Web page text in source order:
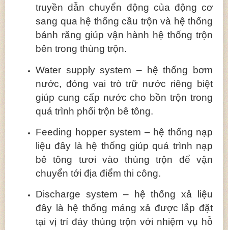
truyền dẫn chuyển động của động cơ
sang qua hệ thống cầu trộn và hệ thống
bánh răng giúp vận hành hệ thống trộn
bên trong thùng trộn.
Water supply system – hệ thống bơm
nước, đóng vai trò trữ nước riêng biệt
giúp cung cấp nước cho bồn trộn trong
quá trình phối trộn bê tông.
Feeding hopper system – hệ thống nạp
liệu đây là hệ thống giúp quá trình nạp
bê tông tươi vào thùng trộn để vận
chuyển tới địa điểm thi công.
Discharge system – hệ thống xả liệu
đây là hệ thống máng xả được lắp đặt
tại vị trí đáy thùng trộn với nhiệm vụ hỗ